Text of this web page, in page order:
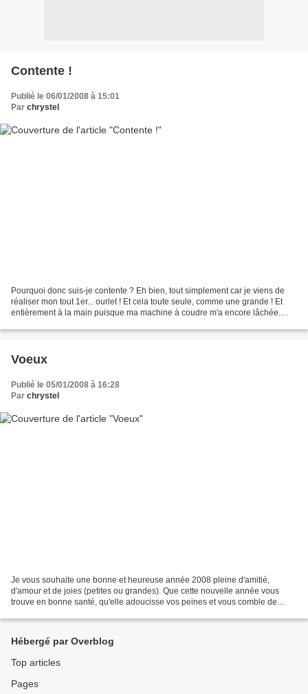
Contente !
Publié le 06/01/2008 à 15:01
Par chrystel
Pourquoi donc suis-je contente ? Eh bien, tout simplement car je viens de
réaliser mon tout 1er... ourlet ! Et cela toute seule, comme une grande ! Et
entièrement à la main puisque ma machine à coudre m'a encore lâchée.
Voeux
Publié le 05/01/2008 à 16:28
Par chrystel
Je vous souhaite une bonne et heureuse année 2008 pleine d'amitié,
d'amour et de joies (petites ou grandes). Que cette nouvelle année vous
trouve en bonne santé, qu'elle adoucisse vos peines et vous comble de
Hébergé par Overblog
Top articles
Pages